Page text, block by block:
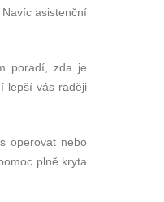
asistenční
poradí, zda je
lepší vás raději
operovat nebo
plně kryta